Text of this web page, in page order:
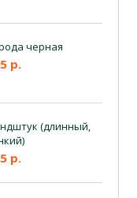
черная
р.
(длинный,
р.